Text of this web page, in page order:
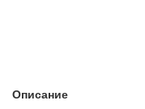
Описание